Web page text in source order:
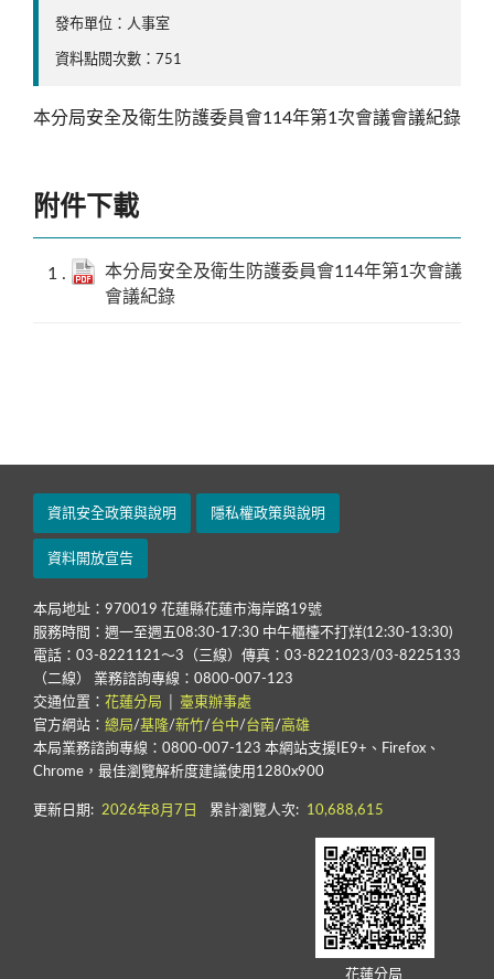
發布單位：人事室
資料點閱次數：751
本分局安全及衛生防護委員會114年第1次會議會議紀錄
附件下載
本分局安全及衛生防護委員會114年第1次會議
會議紀錄
資訊安全政策與說明 隱私權政策與說明
資料開放宣告
本局地址：970019 花蓮縣花蓮市海岸路19號
服務時間：週一至週五08:30-17:30 中午櫃檯不打烊(12:30-13:30)
電話：03-8221121～3（三線）傳真：03-8221023/03-8225133
（二線） 業務諮詢專線：0800-007-123
交通位置： 花蓮分局
臺東辦事處
官方網站： 總局/基隆/新竹/台中/台南/高雄
本局業務諮詢專線：0800-007-123 本網站支援IE9+、Firefox、
Chrome，最佳瀏覽解析度建議使用1280x900
更新日期: 2026年8月7日 累計瀏覽人次: 10,688,615
花蓮分局